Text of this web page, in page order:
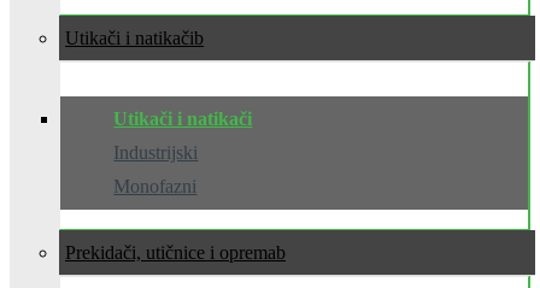
Utikači i natikači
Utikači i natikači
Industrijski
Monofazni
Prekidači, utičnice i oprema